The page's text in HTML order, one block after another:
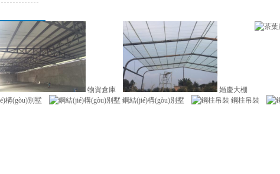
物資倉庫
婚慶大棚
構(gòu)別墅 鋼結(jié)構(gòu)別墅 鋼柱吊裝